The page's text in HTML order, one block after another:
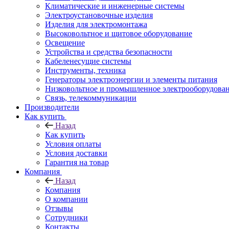
Климатические и инженерные системы
Электроустановочные изделия
Изделия для электромонтажа
Высоковольтное и щитовое оборудование
Освещение
Устройства и средства безопасности
Кабеленесущие системы
Инструменты, техника
Генераторы электроэнергии и элементы питания
Низковольтное и промышленное
Связь, телекоммуникации
Производители
Как купить
Назад
Как купить
Условия оплаты
Условия доставки
Гарантия на товар
Компания
Назад
Компания
О компании
Отзывы
Сотрудники
Контакты